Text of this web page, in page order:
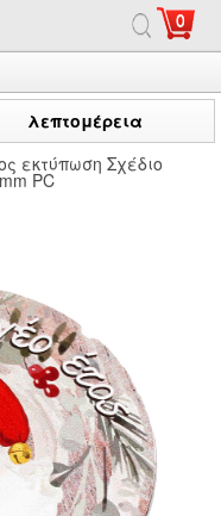
0
λεπτομέρεια
εκτύπωση Σχέδιο
PC